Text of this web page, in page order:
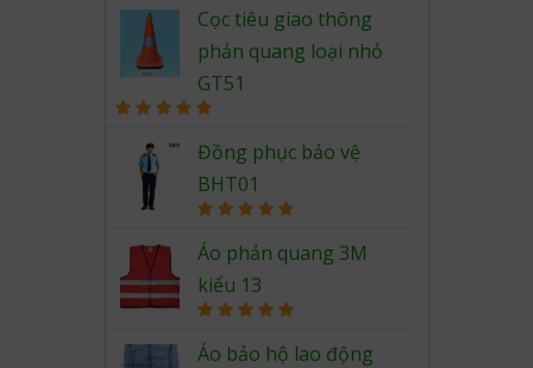
out of 5
Cọc tiêu giao thông
phản quang loại nhỏ
GT51
out of 5
Đồng phục bảo vệ
BHT01
out of 5
Áo phản quang 3M
kiểu 13
out of 5
Áo bảo hộ lao động